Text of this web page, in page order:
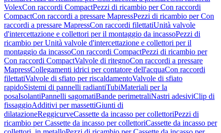
VolexCon raccordi CompactPezzi di ricambio per Con raccordi
CompactCon raccordi a pressare MapressPezzi di ricambio per Con
raccordi a pressare MapressCon raccordi filettatiUnità valvole
d'intercettazione e collettori per il montaggio da incassoPezzi di
ricambio per Unità valvole d'intercettazione e collettori per il
montaggio da incassoCon raccordi CompactPezzi di ricambio per
Con raccordi CompactValvole di ritegnoCon raccordi a pressare
MapressCollegamenti idrici per contatore dell'acquaCon raccordi
filettatiValvole di sfiato per riscaldamentoValvole di sfiato
rapidoSistemi di pannelli radiantiTubiMateriali per la
posaIsolantiPannelli sagomatiBande perimetraliNastri adesiviClip di
fissaggioAdditivi per massettiGiunti di
dilatazioneReggicurveCassette da incasso per collettoriPezzi di
ricambio per Cassette da incasso per collettoriCassette da incasso per